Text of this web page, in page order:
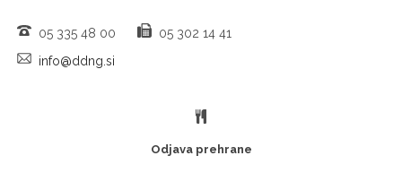
05 335 48 00
05 302 14 41
info@ddng.si
Odjava prehrane